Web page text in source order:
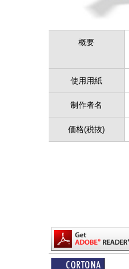
概要
使用用紙
制作者名
価格(税抜)